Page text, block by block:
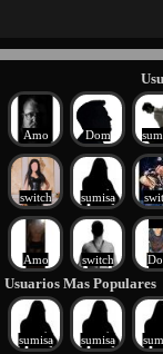
Amo Dom
switch sumisa
Amo switch
Usuarios Mas Populares
sumisa sumisa